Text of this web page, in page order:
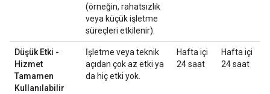
(örneğin, rahatsızlık
veya küçük işletme
süreçleri etkilenir).
Düşük Etki -
Hizmet
Tamamen
Kullanılabilir
İşletme veya teknik
açıdan çok az etki ya
da hiç etki yok.
Hafta içi
24 saat
Hafta içi
24 saat